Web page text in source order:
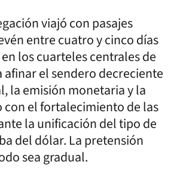
viajó con pasajes
entre cuatro y cinco días
los cuarteles centrales de
afinar el sendero decreciente
la emisión monetaria y la
el fortalecimiento de las
la unificación del tipo de
del dólar. La pretensión
sea gradual.